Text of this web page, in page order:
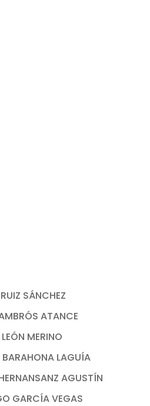
SÁNCHEZ
ATANCE
MERINO
LAGUÍA
AGUSTÍN
GARCÍA VEGAS